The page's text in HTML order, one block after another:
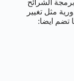
الشرائح
مثل تغيير
تضم ايضا: